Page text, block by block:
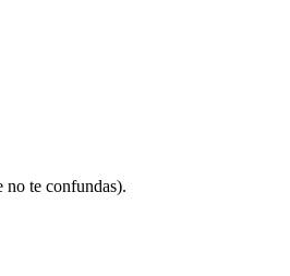
no te confundas).